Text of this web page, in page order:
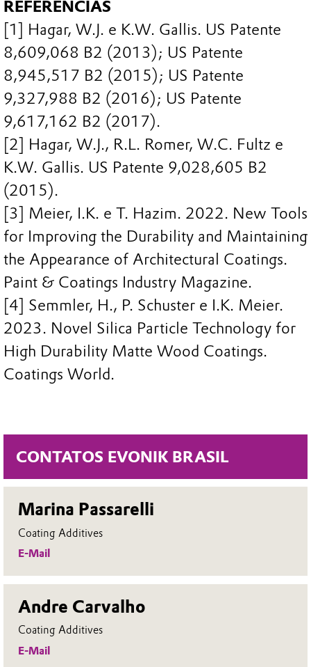
CONTATOS EVONIK BRASIL
Marina Passarelli
Coating Additives
E-Mail
Andre Carvalho
Coating Additives
E-Mail
REFERÊNCIAS
[1] Hagar, W.J. e K.W. Gallis. US Patente
8,609,068 B2 (2013); US Patente
8,945,517 B2 (2015); US Patente
9,327,988 B2 (2016); US Patente
9,617,162 B2 (2017).
[2] Hagar, W.J., R.L. Romer, W.C. Fultz e
K.W. Gallis. US Patente 9,028,605 B2
(2015).
[3] Meier, I.K. e T. Hazim. 2022. New Tools
for Improving the Durability and Maintaining
the Appearance of Architectural Coatings.
Paint & Coatings Industry Magazine.
[4] Semmler, H., P. Schuster e I.K. Meier.
2023. Novel Silica Particle Technology for
High Durability Matte Wood Coatings.
Coatings World.